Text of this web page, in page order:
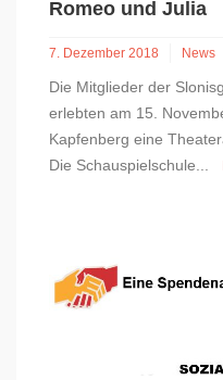
Romeo und Julia
7. Dezember 2018 News
Die Mitglieder der
erlebten am 15.
Kapfenberg eine
Die Schauspielschule...